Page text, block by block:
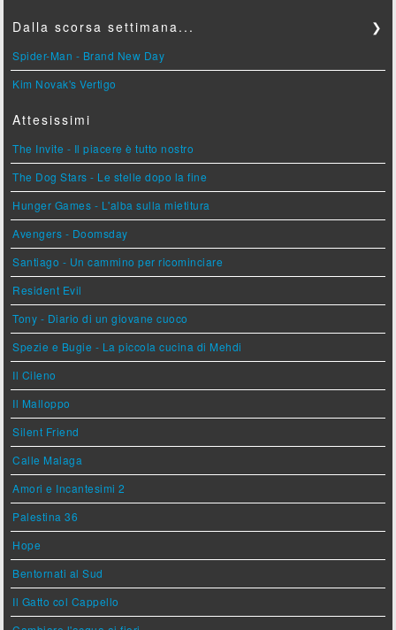
Dalla scorsa settimana... ❯
Spider-Man - Brand New Day
Kim Novak's Vertigo
Attesissimi
The Invite - Il piacere è tutto nostro
The Dog Stars - Le stelle dopo la fine
Hunger Games - L'alba sulla mietitura
Avengers - Doomsday
Santiago - Un cammino per ricominciare
Resident Evil
Tony - Diario di un giovane cuoco
Spezie e Bugie - La piccola cucina di Mehdi
Il Cileno
Il Malloppo
Silent Friend
Calle Malaga
Amori e Incantesimi 2
Palestina 36
Hope
Bentornati al Sud
Il Gatto col Cappello